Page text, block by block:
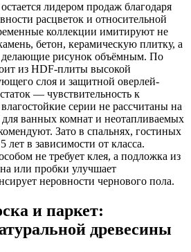
лидером продаж благодаря
расцветок и относительной
коллекции имитируют не
бетон, керамическую плитку, а
рисунок объёмным. По
из HDF-плиты высокой
слоя и защитной оверлей-
— чувствительность к
серии не рассчитаны на
ванных комнат и неотапливаемых
Зато в спальнях, гостиных
в зависимости от класса.
не требует клея, а подложка из
или пробки улучшает
неровности чернового пола.
и паркет:
древесины